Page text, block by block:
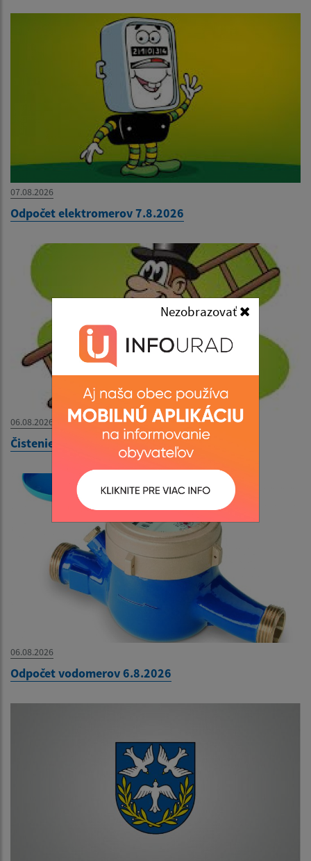
Nezobrazovať
07.08.2026
Odpočet elektromerov 7.8.2026
06.08.2026
Čistenie komínov 13.8.2026
06.08.2026
Odpočet vodomerov 6.8.2026